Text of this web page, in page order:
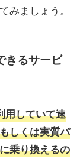
みましょう。
きるサービ
用していて速
しくは実質パ
乗り換えるの